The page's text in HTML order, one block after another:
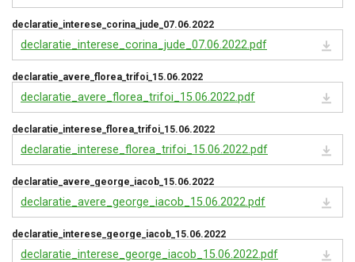
declaratie_interese_corina_jude_07.06.2022
declaratie_interese_corina_jude_07.06.2022.pdf
declaratie_avere_florea_trifoi_15.06.2022
declaratie_avere_florea_trifoi_15.06.2022.pdf
declaratie_interese_florea_trifoi_15.06.2022
declaratie_interese_florea_trifoi_15.06.2022.pdf
declaratie_avere_george_iacob_15.06.2022
declaratie_avere_george_iacob_15.06.2022.pdf
declaratie_interese_george_iacob_15.06.2022
declaratie_interese_george_iacob_15.06.2022.pdf